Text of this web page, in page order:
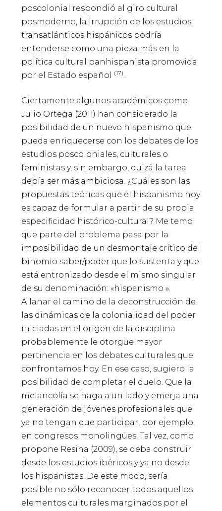
poscolonial respondió al giro cultural
posmoderno, la irrupción de los estudios
transatlánticos hispánicos podría
entenderse como una pieza más en la
política cultural panhispanista promovida
por el Estado español
(17).
Ciertamente algunos académicos como
Julio Ortega (2011) han considerado la
posibilidad de un nuevo hispanismo que
pueda enriquecerse con los debates de los
estudios poscoloniales, culturales o
feministas y, sin embargo, quizá la tarea
debía ser más ambiciosa. ¿Cuáles son las
propuestas teóricas que el hispanismo hoy
es capaz de formular a partir de su propia
especificidad histórico-cultural? Me temo
que parte del problema pasa por la
imposibilidad de un desmontaje crítico del
binomio saber/poder que lo sustenta y que
está entronizado desde el mismo singular
de su denominación: «hispanismo ».
Allanar el camino de la deconstrucción de
las dinámicas de la colonialidad del poder
iniciadas en el origen de la disciplina
probablemente le otorgue mayor
pertinencia en los debates culturales que
confrontamos hoy. En ese caso, sugiero la
posibilidad de completar el duelo. Que la
melancolía se haga a un lado y emerja una
generación de jóvenes profesionales que
ya no tengan que participar, por ejemplo,
en congresos monolingües. Tal vez, como
propone Resina (2009), se deba construir
desde los estudios ibéricos y ya no desde
los hispanistas. De este modo, sería
posible no sólo reconocer todos aquellos
elementos culturales marginados por el